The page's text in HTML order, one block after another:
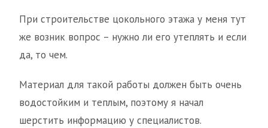
При строительстве цокольного этажа у меня тут
же возник вопрос – нужно ли его утеплять и если
да, то чем.
Материал для такой работы должен быть очень
водостойким и теплым, поэтому я начал
шерстить информацию у специалистов.